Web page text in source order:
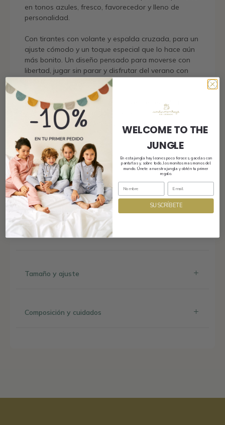
en tonos azules, fresco, favorecedor y lleno de
personalidad.
Con tirantes con volante y espalda cruzada, para un
ajuste cómodo y un toque especial que lo hace aún
más bonito. Un diseño pensado para moverse con
libertad, jugar sin parar y disfrutar del verano con
Confeccionado en un tejido suave, de secado rápido
y resistente al sol y al cloro, perfecto para
chapuzones infinitos en la piscina o en el mar.
Cómodo, alegre y con mucho flow junglero.
Para monitas que brillan bajo el sol.
Bienvenidas a la jungla.
Envío
Tamaño y ajuste
Composición y cuidados
WELCOME TO THE
JUNGLE
En esta jungla hay leones poco feroces, gacelas con
pantuflas y, sobre todo, los monitos mas monos del
mundo. Únete a nuestra jungla y obtén tu primer
regalo.
SUSCRÍBETE